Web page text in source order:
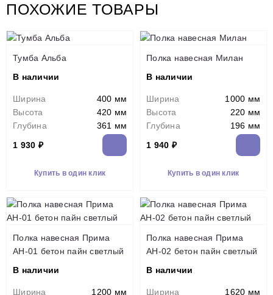
ПОХОЖИЕ ТОВАРЫ
Тумба Альба
В наличии
Ширина
400 мм
Высота
420 мм
Глубина
361 мм
1 930 ₽
Купить в один клик
Полка навесная Милан
В наличии
Ширина
1000 мм
Высота
220 мм
Глубина
196 мм
1 940 ₽
Купить в один клик
Полка навесная Прима
АН-01 бетон пайн светлый
В наличии
Ширина
1200 мм
Полка навесная Прима
АН-02 бетон пайн светлый
В наличии
Ширина
1620 мм